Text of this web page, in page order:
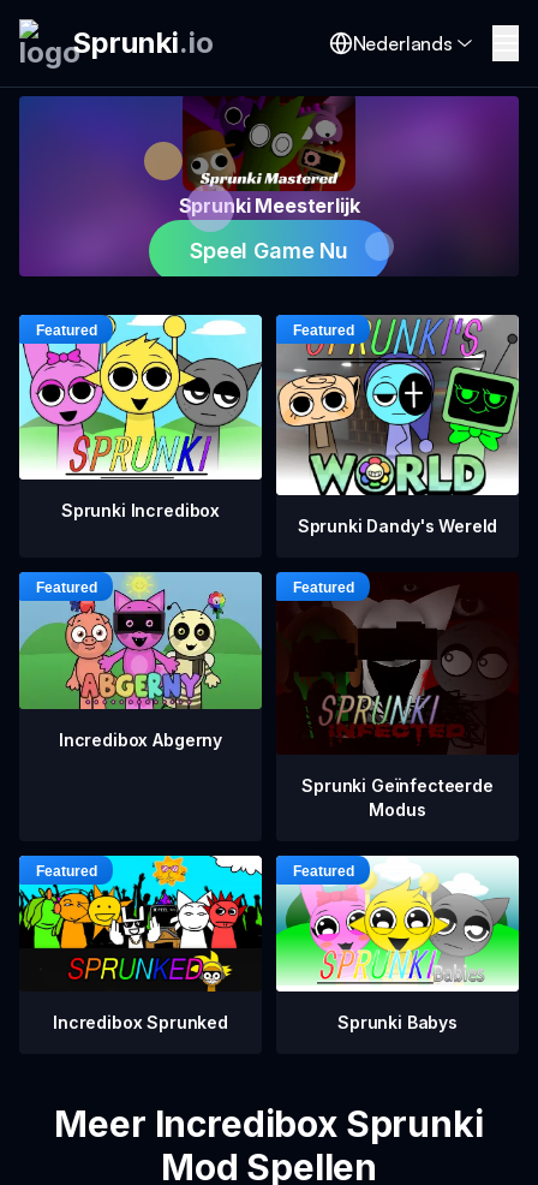
Sprunki.io Nederlands
Sprunki Meesterlijk
Speel Game Nu
Sprunki Incredibox
Sprunki Dandy's Wereld
Incredibox Abgerny
Sprunki Geïnfecteerde
Modus
Incredibox Sprunked Sprunki Babys
Meer Incredibox Sprunki
Mod Spellen